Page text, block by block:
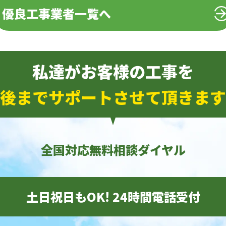
優良工事業者一覧へ
私達がお客様の工事を
までサポートさせて頂きま
全国対応無料相談ダイヤル
土日祝日もOK! 24時間電話受付